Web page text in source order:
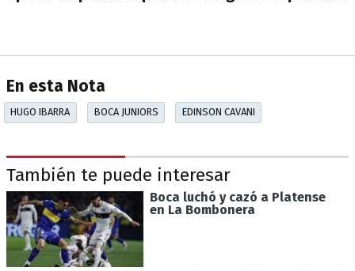
En esta Nota
HUGO IBARRA BOCA JUNIORS EDINSON CAVANI
También te puede interesar
Boca luchó y cazó a Platense
en La Bombonera